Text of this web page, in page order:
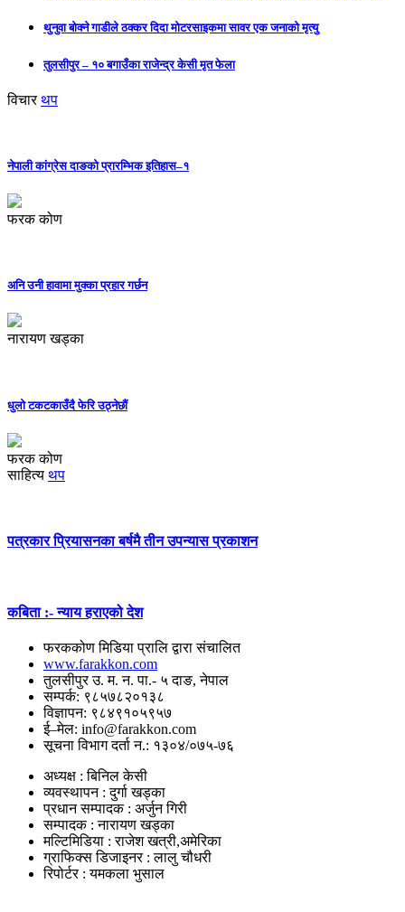
थुनुवा बोक्ने गाडीले ठक्कर दिदा मोटरसाइकमा सावर एक जनाको मृत्यु
तुलसीपुर – १० बगाउँका राजेन्द्र केसी मृत फेला
विचार थप
नेपाली कांग्रेस दाङको प्रारम्भिक इतिहास–१
फरक कोण
अनि उनी हावामा मुक्का प्रहार गर्छन
नारायण खड्का
धुलो टकटकाउँदै फेरि उठ्नेछौं
फरक कोण
साहित्य थप
पत्रकार प्रियासनका बर्षमै तीन उपन्यास प्रकाशन
कबिता :- न्याय हराएको देश
फरककोण मिडिया प्रालि द्वारा संचालित
www.farakkon.com
तुलसीपुर उ. म. न. पा.- ५ दाङ, नेपाल
सम्पर्क: ९८५७८२०१३८
विज्ञापन: ९८४९१०५९५७
ई–मेल: info@farakkon.com
सूचना विभाग दर्ता न.: १३०४/०७५-७६
अध्यक्ष : बिनिल केसी
व्यवस्थापन : दुर्गा खड्का
प्रधान सम्पादक : अर्जुन गिरी
सम्पादक : नारायण खड्का
मल्टिमिडिया : राजेश खत्री,अमेरिका
ग्राफिक्स डिजाइनर : लालु चौधरी
रिपोर्टर : यमकला भुसाल